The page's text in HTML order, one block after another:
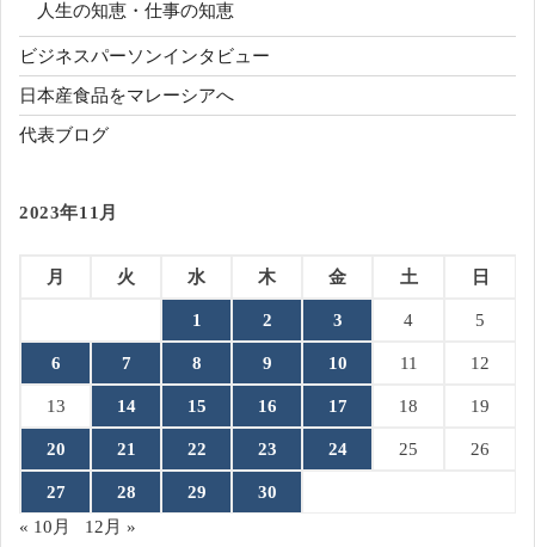
人生の知恵・仕事の知恵
ビジネスパーソンインタビュー
日本産食品をマレーシアへ
代表ブログ
2023年11月
月 火 水 木 金 土 日
1 2 3 4 5
6 7 8 9 10 11 12
13 14 15 16 17 18 19
20 21 22 23 24 25 26
27 28 29
30
« 10月
12月 »